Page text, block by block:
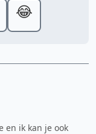
😂
en ik kan je ook